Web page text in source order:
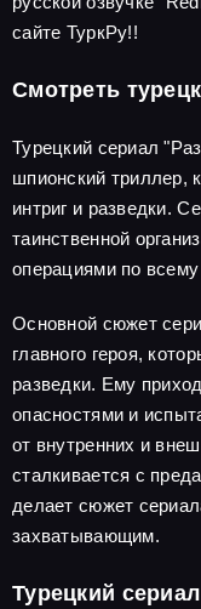
сайте ТуркРу!!
Смотреть
Турецкий сериал
шпионский триллер,
интриг и разведки.
таинственной
операциями по
Основной сюжет
главного героя,
разведки. Ему
опасностями и
от внутренних и
сталкивается с
делает сюжет
захватывающим.
Турецкий